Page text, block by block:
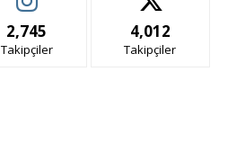
2,745
Takipçiler
4,012
Takipçiler